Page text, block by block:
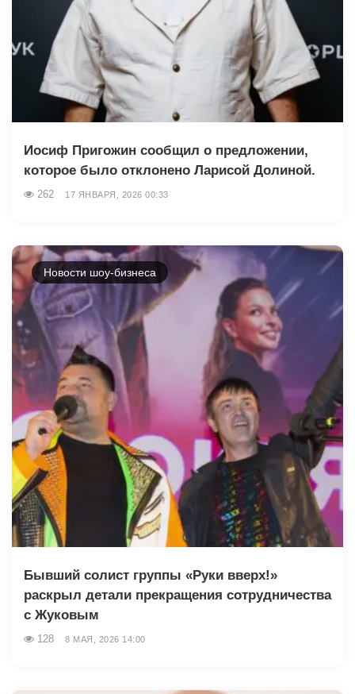
Иосиф Пригожин сообщил о предложении,
которое было отклонено Ларисой Долиной.
262 17 ЯНВАРЯ, 2026 00:33
Новости шоу-бизнеса
Бывший солист группы «Руки вверх!»
раскрыл детали прекращения сотрудничества
с Жуковым
128 8 МАЯ, 2026 14:00